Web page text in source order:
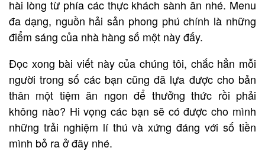
hài lòng từ phía các thực khách sành ăn nhé. Menu
đa dạng, nguồn hải sản phong phú chính là những
điểm sáng của nhà hàng số một này đấy.
Đọc xong bài viết này của chúng tôi, chắc hẳn mỗi
người trong số các bạn cũng đã lựa được cho bản
thân một tiệm ăn ngon để thưởng thức rồi phải
không nào? Hi vọng các bạn sẽ có được cho mình
những trải nghiệm lí thú và xứng đáng với số tiền
mình bỏ ra ở đây nhé.